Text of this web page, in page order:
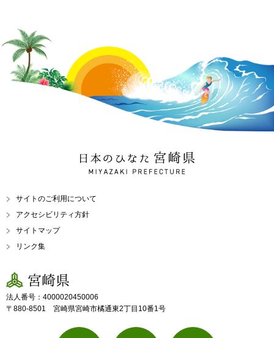
日本のひなた 宮崎県
MIYAZAKI PREFECTURE
サイトのご利用について
アクセシビリティ方針
サイトマップ
リンク集
宮崎県
法人番号：4000020450006
〒880-8501 宮崎県宮崎市橘通東2丁目10番1号